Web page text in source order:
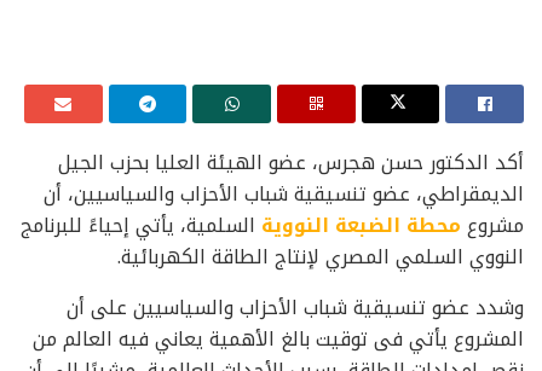
أكد الدكتور حسن هجرس، عضو الهيئة العليا بحزب الجيل
الديمقراطي، عضو تنسيقية شباب الأحزاب والسياسيين، أن
مشروعمحطة الضبعة النووية السلمية، يأتي إحياءً للبرنامج
النووي السلمي المصري لإنتاج الطاقة الكهربائية.
وشدد عضو تنسيقية شباب الأحزاب والسياسيين على أن
المشروع يأتي فى توقيت بالغ الأهمية يعاني فيه العالم من